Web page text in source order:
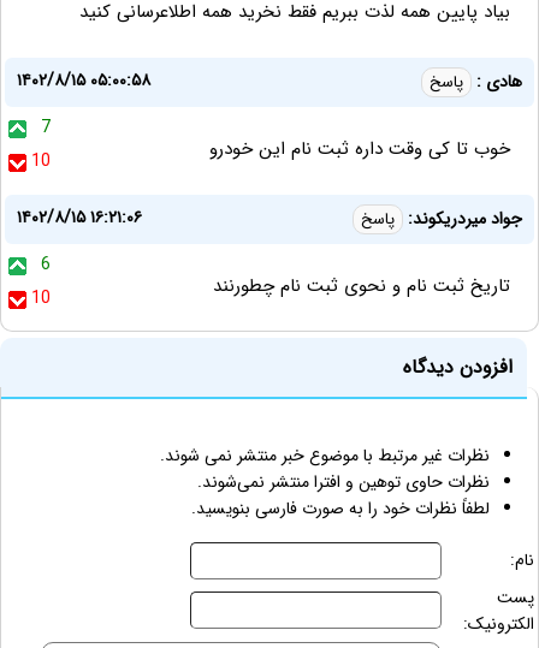
بیاد پایین همه لذت ببریم فقط نخرید همه اطلاعرسانی کنید
هادی : پاسخ
۱۴۰۲/۸/۱۵ ۰۵:۰۰:۵۸
7
10
خوب تا کی وقت داره ثبت نام این خودرو
جواد میردریکوند: پاسخ
۱۴۰۲/۸/۱۵ ۱۶:۲۱:۰۶
6
10
تاریخ ثبت نام و نحوی ثبت نام چطورنند
افزودن دیدگاه
نظرات غیر مرتبط با موضوع خبر منتشر نمی شوند.
نظرات حاوی توهین و افترا منتشر نمی‌شوند.
لطفاً نظرات خود را به صورت فارسی بنویسید.
نام:
پست
الکترونیک: